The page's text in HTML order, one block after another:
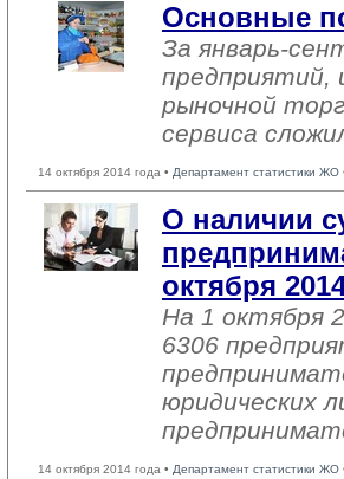
Основные
За январь-
предприятий,
рыночной
сервиса
14 октября 2014 года • Департамент статистики ЖО
О наличии
октября
На 1 октября
6306
юридических
14 октября 2014 года • Департамент статистики ЖО